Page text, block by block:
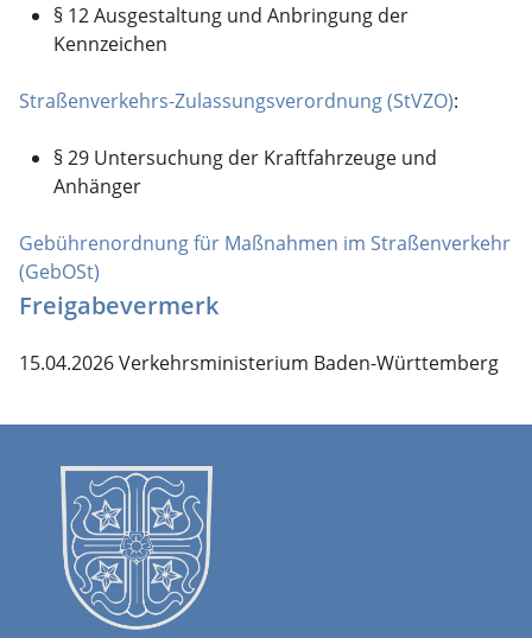
§ 12 Ausgestaltung und Anbringung der
Kennzeichen
Straßenverkehrs-Zulassungsverordnung (StVZO):
§ 29 Untersuchung der Kraftfahrzeuge und
Anhänger
Gebührenordnung für Maßnahmen im Straßenverkehr
(GebOSt)
Freigabevermerk
15.04.2026 Verkehrsministerium Baden-Württemberg